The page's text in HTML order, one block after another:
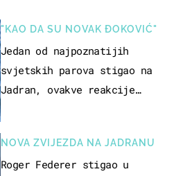
"KAO DA SU NOVAK ĐOKOVIĆ"
Jedan od najpoznatijih
svjetskih parova stigao na
Jadran, ovakve reakcije
NOVA ZVIJEZDA NA JADRANU
Roger Federer stigao u